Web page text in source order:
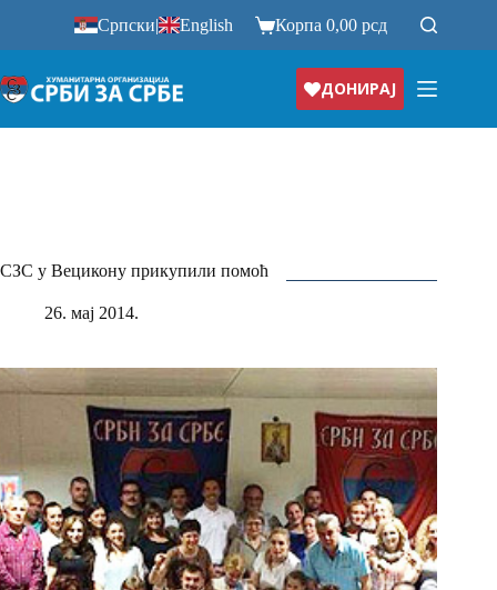
Српски| English Корпа0,00рсд
ДОНИРАЈ
СЗС у Вецикону прикупили помоћ
26. мај 2014.